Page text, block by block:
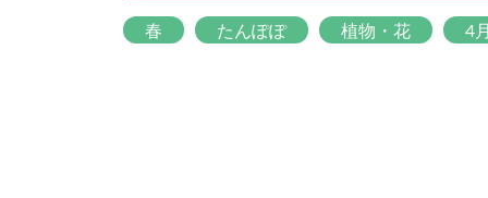
春 たんぽぽ 植物・花 4